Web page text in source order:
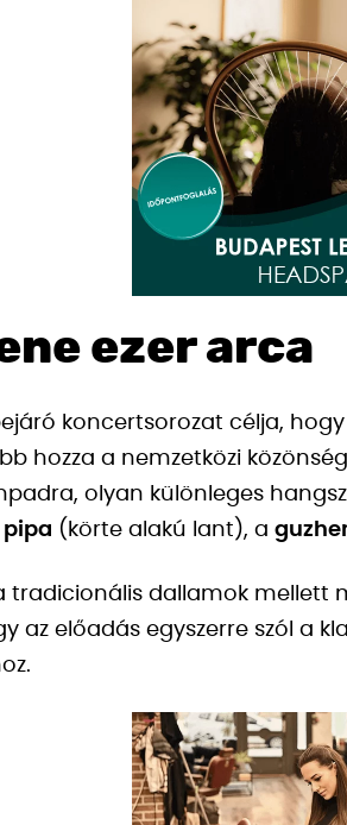
ezer arca
koncertsorozat célja,
hozza a nemzetközi
olyan különleges
pipa (körte alakú lant), a
tradicionális dallamok mellett
az előadás egyszerre szól a